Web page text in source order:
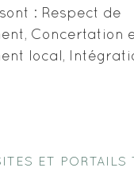
: Respect de
Concertation
local,
ET PORTAILS